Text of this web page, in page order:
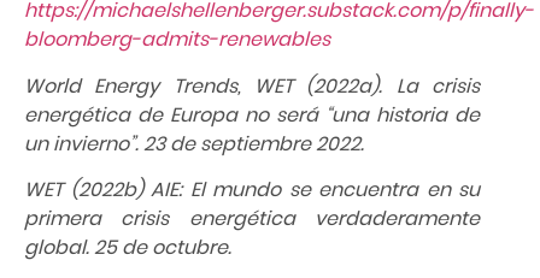
https://michaelshellenberger.substack.com/p/finally-
bloomberg-admits-renewables
World Energy Trends, WET (2022a). La crisis
energética de Europa no será “una historia de
un invierno”. 23 de septiembre 2022.
WET (2022b) AIE: El mundo se encuentra en su
primera crisis energética verdaderamente
global. 25 de octubre.